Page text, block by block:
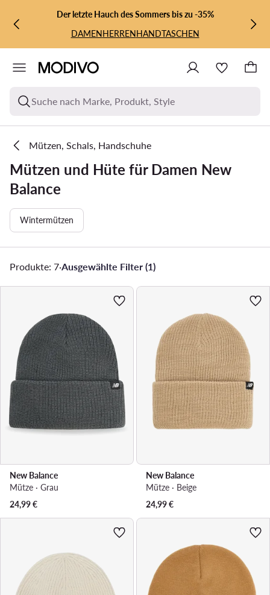
ZUM HAUPTINHALT SPRINGEN
ZUR SUCHEDer letzte Hauch des Sommers bis zu -35%
DAMENHERRENHANDTASCHEN
Suche nach Marke, Produkt, Style
Mützen, Schals, Handschuhe
Mützen und Hüte für Damen New
Balance
Wintermützen
Produkte: 7·Ausgewählte Filter (1)
New Balance
Mütze · Grau
24,99€
New Balance
Mütze · Beige
24,99€